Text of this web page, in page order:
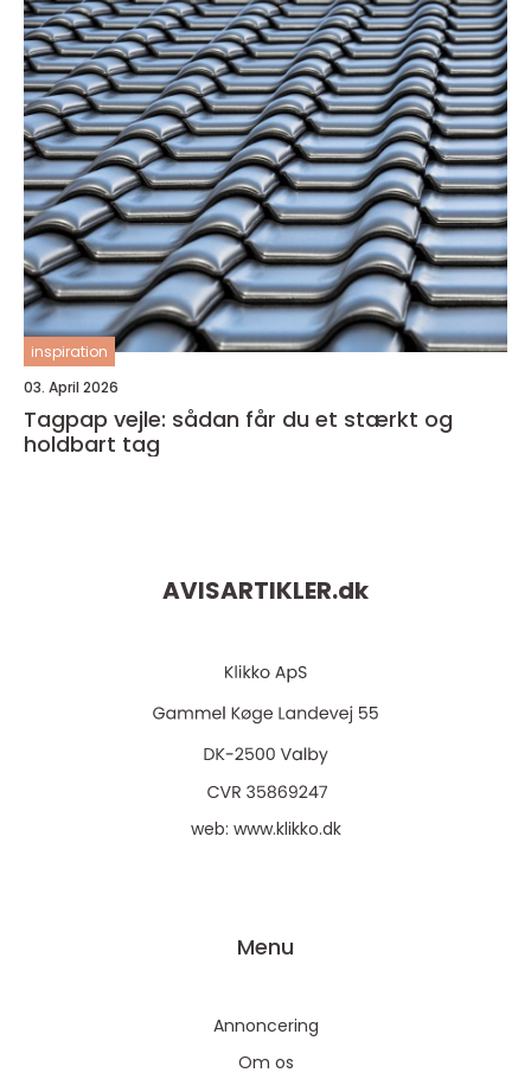
inspiration
03. April 2026
Tagpap vejle: sådan får du et stærkt og
holdbart tag
AVISARTIKLER.dk
web: www.klikko.dk
Menu
Annoncering
Om os